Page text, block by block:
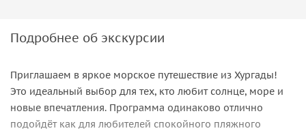
Подробнее об экскурсии
Приглашаем в яркое морское путешествие из Хургады!
Это идеальный выбор для тех, кто любит солнце, море и
новые впечатления. Программа одинаково отлично
подойдёт как для любителей спокойного пляжного